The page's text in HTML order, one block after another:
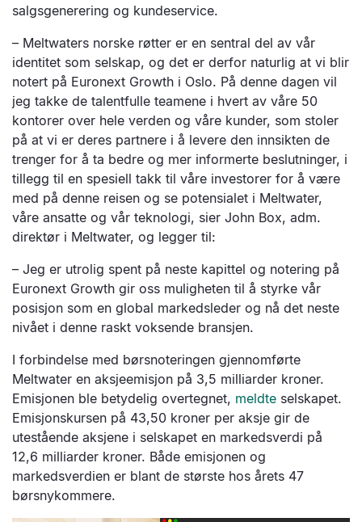
salgsgenerering og kundeservice.
– Meltwaters norske røtter er en sentral del av vår
identitet som selskap, og det er derfor naturlig at vi blir
notert på Euronext Growth i Oslo. På denne dagen vil
jeg takke de talentfulle teamene i hvert av våre 50
kontorer over hele verden og våre kunder, som stoler
på at vi er deres partnere i å levere den innsikten de
trenger for å ta bedre og mer informerte beslutninger, i
tillegg til en spesiell takk til våre investorer for å være
med på denne reisen og se potensialet i Meltwater,
våre ansatte og vår teknologi, sier John Box, adm.
direktør i Meltwater, og legger til:
– Jeg er utrolig spent på neste kapittel og notering på
Euronext Growth gir oss muligheten til å styrke vår
posisjon som en global markedsleder og nå det neste
nivået i denne raskt voksende bransjen.
I forbindelse med børsnoteringen gjennomførte
Meltwater en aksjeemisjon på 3,5 milliarder kroner.
Emisjonen ble betydelig overtegnet, meldte selskapet.
Emisjonskursen på 43,50 kroner per aksje gir de
utestående aksjene i selskapet en markedsverdi på
12,6 milliarder kroner. Både emisjonen og
markedsverdien er blant de største hos årets 47
børsnykommere.